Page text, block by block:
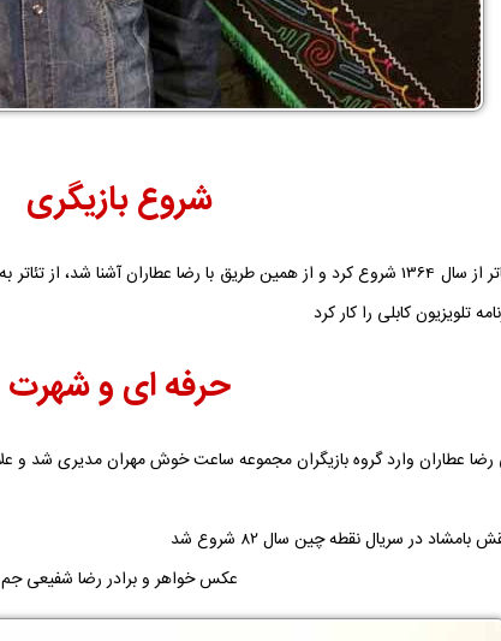
شروع بازیگری
تلویزیون کابلی را کار کرد
حرفه ای و شهرت
در سریال نقطه چین سال 82 شروع شد
عکس خواهر و برادر رضا شفیعی جم